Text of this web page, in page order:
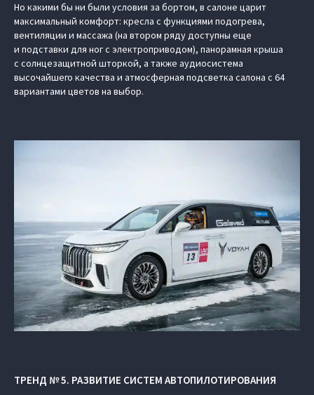
Но какими бы ни были условия за бортом, в салоне царит
максимальный комфорт: кресла с функциями подогрева,
вентиляции и массажа (на втором ряду доступны еще
и подставки для ног с электроприводом), панорамная крыша
с солнцезащитной шторкой, а также аудиосистема
высочайшего качества и атмосферная подсветка салона с 64
вариантами цветов на выбор.
ТРЕНД № 5. РАЗВИТИЕ СИСТЕМ АВТОПИЛОТИРОВАНИЯ